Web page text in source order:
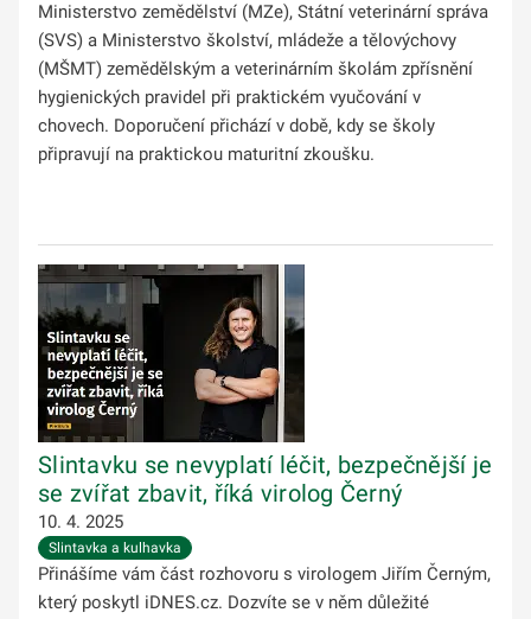
Ministerstvo zemědělství (MZe), Státní veterinární správa
(SVS) a Ministerstvo školství, mládeže a tělovýchovy
(MŠMT) zemědělským a veterinárním školám zpřísnění
hygienických pravidel při praktickém vyučování v
chovech. Doporučení přichází v době, kdy se školy
připravují na praktickou maturitní zkoušku.
Slintavku se nevyplatí léčit, bezpečnější je
se zvířat zbavit, říká virolog Černý
10. 4. 2025
Slintavka a kulhavka
Přinášíme vám část rozhovoru s virologem Jiřím Černým,
který poskytl iDNES.cz. Dozvíte se v něm důležité